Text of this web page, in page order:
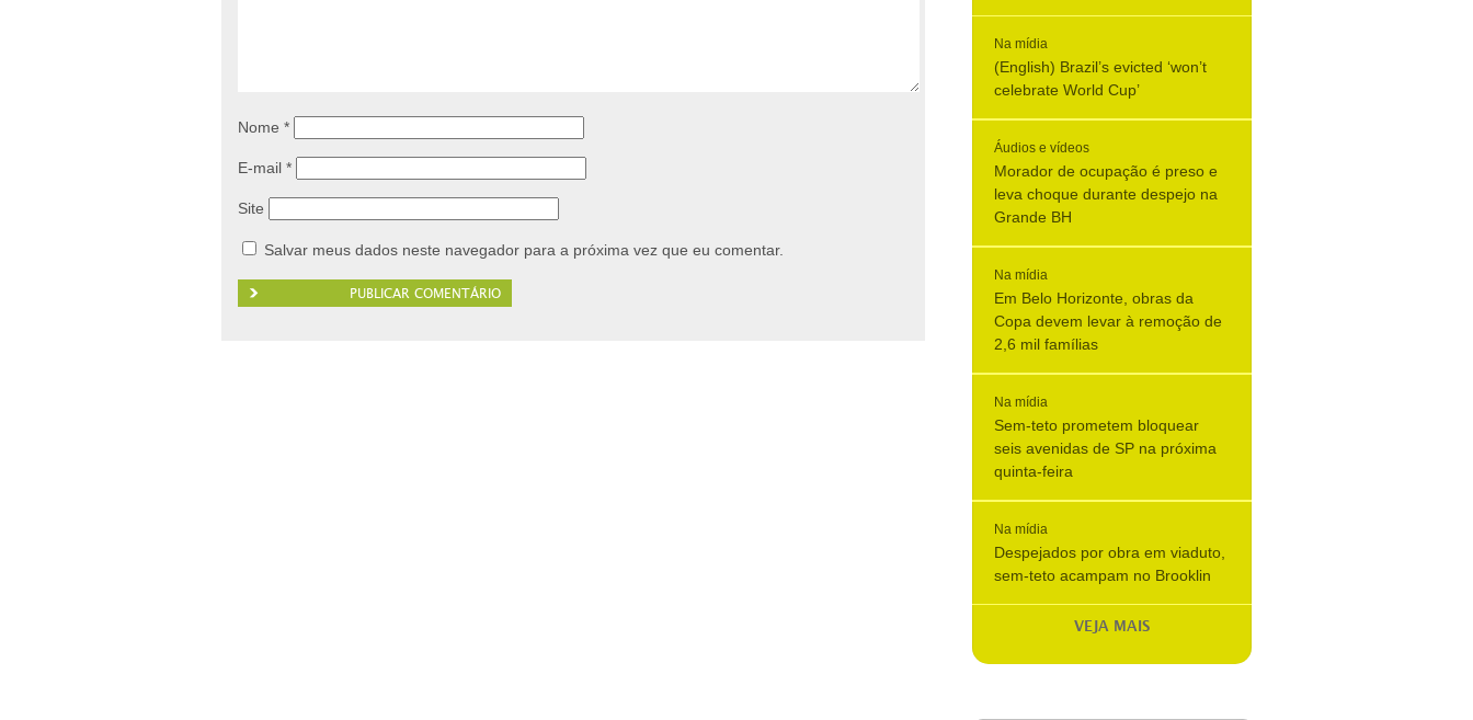
Nome *
E-mail *
Site
Salvar meus dados neste navegador para a próxima vez que eu comentar.
Na mídia
(English) Brazil’s evicted ‘won’t
celebrate World Cup’
Áudios e vídeos
Morador de ocupação é preso e
leva choque durante despejo na
Grande BH
Na mídia
Em Belo Horizonte, obras da
Copa devem levar à remoção de
2,6 mil famílias
Na mídia
Sem-teto prometem bloquear
seis avenidas de SP na próxima
quinta-feira
Na mídia
Despejados por obra em viaduto,
sem-teto acampam no Brooklin
VEJA MAIS